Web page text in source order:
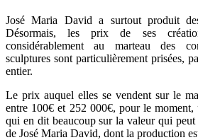
José Maria David a surtout produit
Désormais, les prix de ses
considérablement au marteau des
sculptures sont particulièrement prisées,
entier.
Le prix auquel elles se vendent sur le
entre 100€ et 252 000€, pour le moment,
qui en dit beaucoup sur la valeur qui
de José Maria David, dont la production